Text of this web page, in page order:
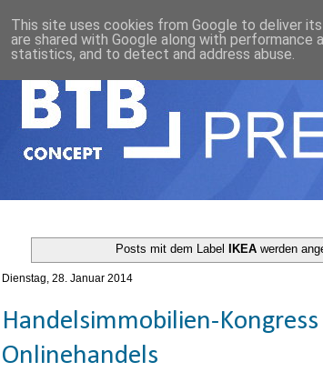
Posts mit dem Label IKEA werden
Dienstag, 28. Januar 2014
Handelsimmobilien-
Onlinehandels
This site uses cookies from Google to deliver
are shared with Google along with
statistics, and to detect and address abuse.